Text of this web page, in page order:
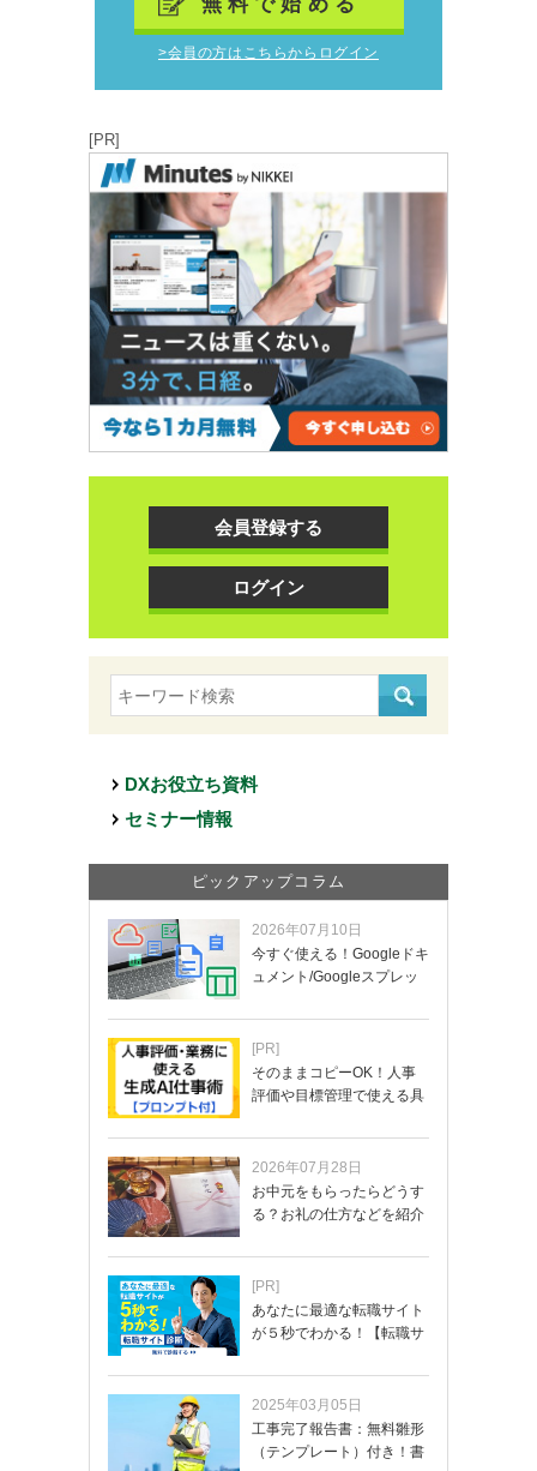
>会員の方はこちらからログイン
[PR]
会員登録する
ログイン
DXお役立ち資料
セミナー情報
ピックアップコラム
2026年07月10日
今すぐ使える！Googleドキ
ュメント/Googleスプレッ
[PR]
そのままコピーOK！人事
評価や目標管理で使える具
2026年07月28日
お中元をもらったらどうす
る？お礼の仕方などを紹介
[PR]
あなたに最適な転職サイト
が５秒でわかる！【転職サ
2025年03月05日
工事完了報告書：無料雛形
（テンプレート）付き！書